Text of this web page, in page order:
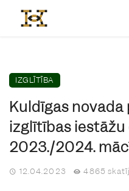
IZGLĪTĪBA
Kuldīgas
izglītības
2023./2024.
12.04.2023 4865